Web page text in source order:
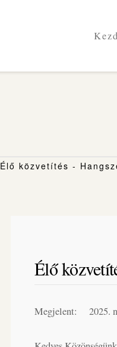
Élő közvetítés -
Élő
Megjelent: 2025.